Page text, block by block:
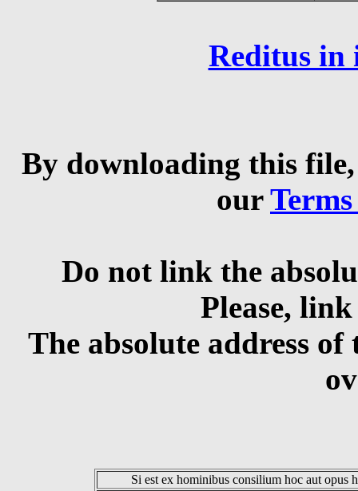
Reditus in
By downloading this
our
Do not link the
Please,
The absolute address
Si est ex hominibus consilium hoc aut opus